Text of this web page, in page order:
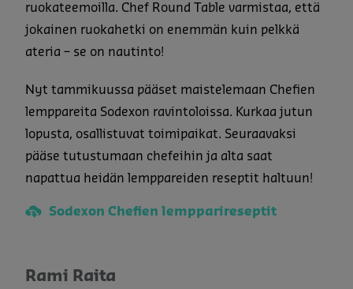
ruokateemoilla. Chef Round Table varmistaa, että
jokainen ruokahetki on enemmän kuin pelkkä
ateria – se on nautinto!
Nyt tammikuussa pääset maistelemaan Chefien
lemppareita Sodexon ravintoloissa. Kurkaa jutun
lopusta, osallistuvat toimipaikat. Seuraavaksi
pääse tutustumaan chefeihin ja alta saat
napattua heidän lemppareiden reseptit haltuun!
Sodexon Chefien lempparireseptit
Rami Raita